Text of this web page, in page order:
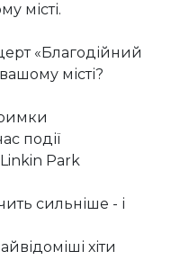
місті.
«Благодійний
місті?
події
Park
сильніше - і
хіти